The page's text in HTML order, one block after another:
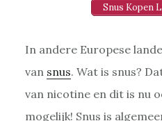
Snus Kopen
In andere Europese
van snus. Wat is snus?
van nicotine en dit is nu
mogelijk! Snus is